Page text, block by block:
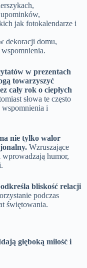
jak fotokalendarze i
dekoracji domu,
w prezentach
towarzyszyć
cały rok o ciepłych
słowa te często
wspomnienia i
nie tylko walor
Wzruszające
humor,
bliskość relacji
podczas
świętowania.
głęboką miłość i